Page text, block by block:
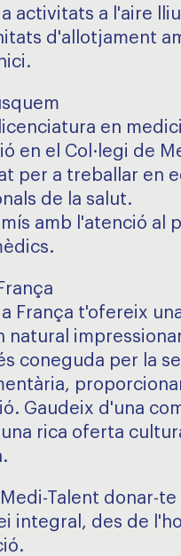
activitats a l'aire
d'allotjament
en
en el Col·legi de
per a treballar en
de la salut.
amb l'atenció al
a França t'ofereix
natural
coneguda per la
Gaudeix d'una
rica oferta
Talent donar-te
integral, des de